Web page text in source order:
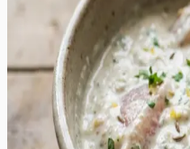
See erakordselt rammus
kanafilee või kintsuliha
mahlaseks. Jogurtis
õrnalt lihakiude, tagades
muutu grillimisel kuivaks.
sidrunikoor lisavad
tsitruselist nooti, mis
Värskelt hakitud